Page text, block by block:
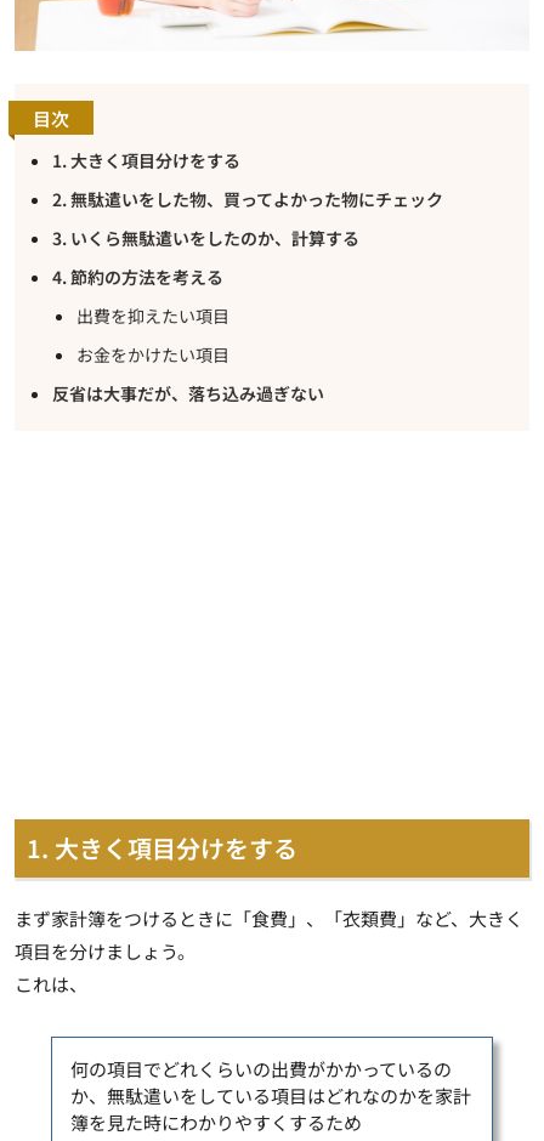
目次
1. 大きく項目分けをする
2. 無駄遣いをした物、買ってよかった物にチェック
3. いくら無駄遣いをしたのか、計算する
4. 節約の方法を考える
出費を抑えたい項目
お金をかけたい項目
反省は大事だが、落ち込み過ぎない
1. 大きく項目分けをする
まず家計簿をつけるときに「食費」、「衣類費」など、大きく
項目を分けましょう。
これは、
何の項目でどれくらいの出費がかかっているの
か、無駄遣いをしている項目はどれなのかを家計
簿を見た時にわかりやすくするため